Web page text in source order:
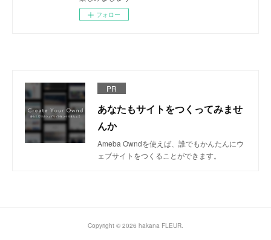
フォロー
PR
あなたもサイトをつくってみませ
んか
Ameba Owndを使えば、誰でもかんたんにウ
ェブサイトをつくることができます。
Copyright © 2026 hakana FLEUR.